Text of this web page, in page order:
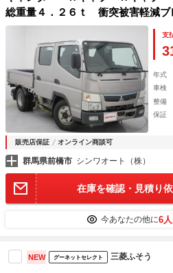
総重量４．２６ｔ 衝突被害軽減
ビ ＥＴＣ ＴＶ ブルートゥース
ルタイヤ 電動格納ミラー キー
支
年式
車検
整備
保証
販売店保証 オンライン商談可
群馬県前橋市 シンワオート（株）
在庫を確認・見積り
今あなたの他に6人
NEW グーネットセレクト 三菱ふそう